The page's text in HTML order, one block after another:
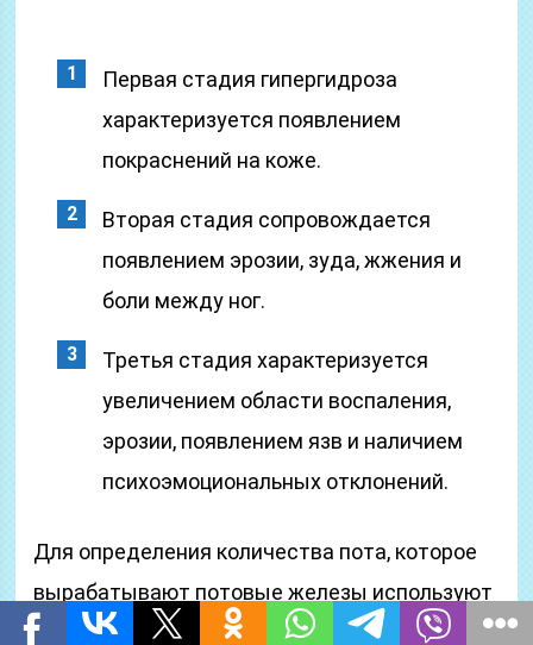
Первая стадия гипергидроза
характеризуется появлением
покраснений на коже.
Вторая стадия сопровождается
появлением эрозии, зуда, жжения и
боли между ног.
Третья стадия характеризуется
увеличением области воспаления,
эрозии, появлением язв и наличием
психоэмоциональных отклонений.
Для определения количества пота, которое
вырабатывают потовые железы используют
метод гравиметрии.